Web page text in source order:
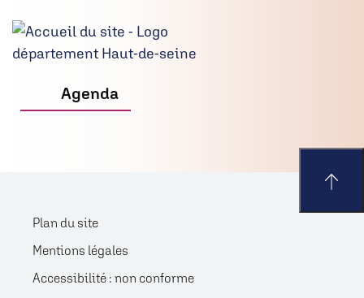
Agenda
Plan du site
Mentions légales
Accessibilité : non conforme